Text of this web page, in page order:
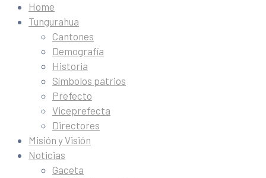
Home
Tungurahua
Cantones
Demografía
Historia
Símbolos patrios
Prefecto
Viceprefecta
Directores
Misión y Visión
Noticias
Gaceta